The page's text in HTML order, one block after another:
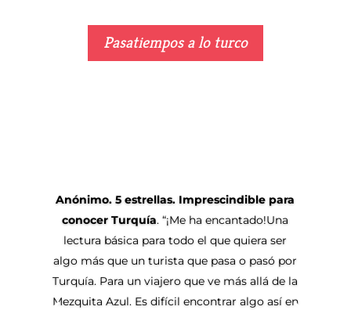
Pasatiempos a lo turco
Anónimo. 5 estrellas. Imprescindible para
conocer Turquía. “¡Me ha encantado!Una
lectura básica para todo el que quiera ser
algo más que un turista que pasa o pasó por
Turquía. Para un viajero que ve más allá de la
Mezquita Azul. Es difícil encontrar algo así en